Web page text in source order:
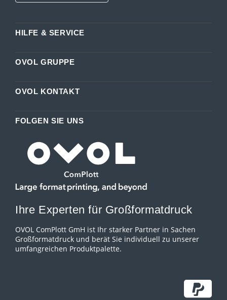
HILFE & SERVICE
OVOL GRUPPE
OVOL KONTAKT
FOLGEN SIE UNS
Ihre Experten für Großformatdruck
OVOL ComPlott GmH ist Ihr starker Partner in Sachen
Großformatdruck und berät Sie individuell zu unserer
umfangreichen Produktpalette.